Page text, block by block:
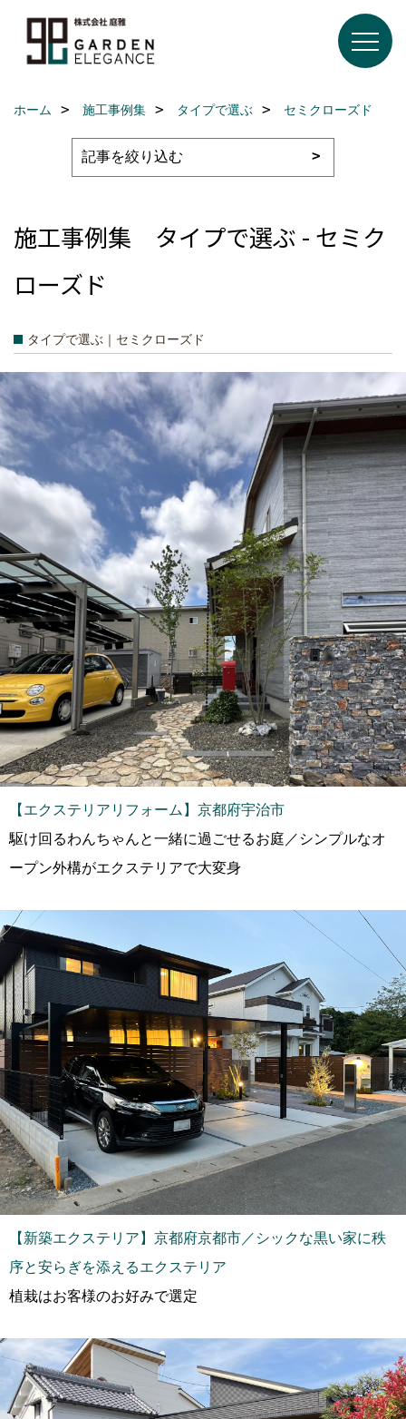
ホーム 施工事例集 タイプで選ぶ セミクローズド
施工事例集 タイプで選ぶ - セミク
ローズド
タイプで選ぶ｜セミクローズド
【エクステリアリフォーム】京都府宇治市
駆け回るわんちゃんと一緒に過ごせるお庭／シンプルなオ
ープン外構がエクステリアで大変身
【新築エクステリア】京都府京都市／シックな黒い家に秩
序と安らぎを添えるエクステリア
植栽はお客様のお好みで選定